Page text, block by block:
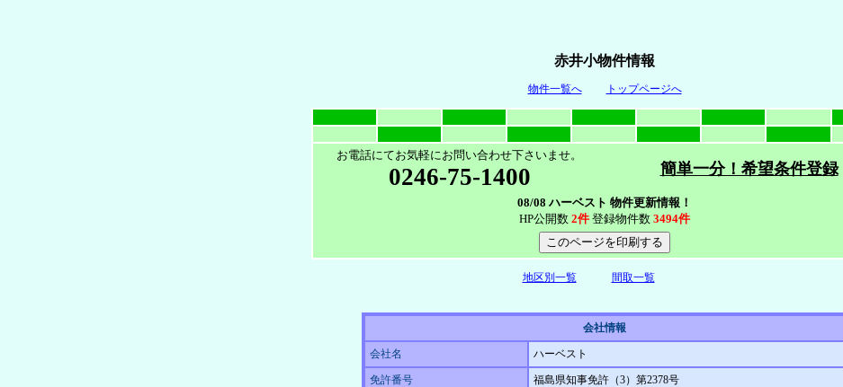
赤井小物件情報
物件一覧へ トップページへ
お電話にてお気軽にお問い合わせ下さいませ。
0246-75-1400 簡単一分！希望条件登録
08/08 ハーベスト 物件更新情報！
HP公開数 2件 登録物件数 3494件
地区別一覧 間取一覧
会社情報
会社名 ハーベスト
免許番号 福島県知事免許（3）第2378号